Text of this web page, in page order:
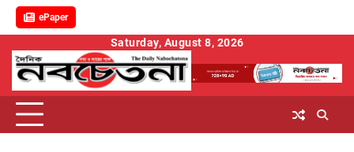
ePaper
content
Saturday, August 8, 2026